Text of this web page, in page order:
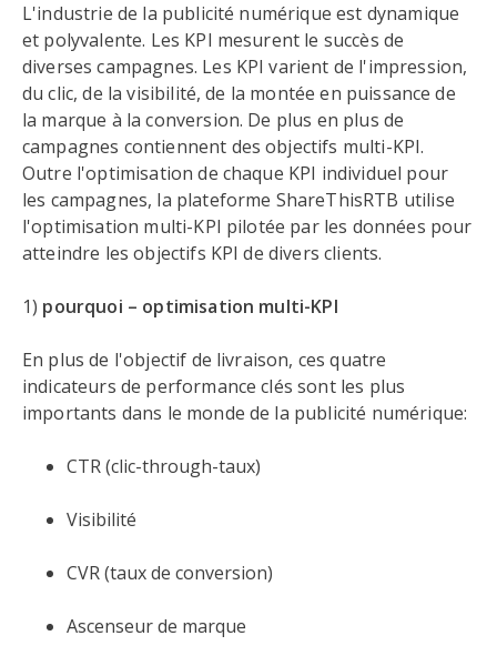
L'industrie de la publicité numérique est dynamique
et polyvalente. Les KPI mesurent le succès de
diverses campagnes. Les KPI varient de l'impression,
du clic, de la visibilité, de la montée en puissance de
la marque à la conversion. De plus en plus de
campagnes contiennent des objectifs multi-KPI.
Outre l'optimisation de chaque KPI individuel pour
les campagnes, la plateforme ShareThisRTB utilise
l'optimisation multi-KPI pilotée par les données pour
atteindre les objectifs KPI de divers clients.
1) pourquoi – optimisation multi-KPI
En plus de l'objectif de livraison, ces quatre
indicateurs de performance clés sont les plus
importants dans le monde de la publicité numérique:
CTR (clic-through-taux)
Visibilité
CVR (taux de conversion)
Ascenseur de marque